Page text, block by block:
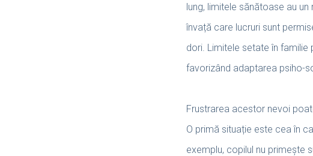
lung, limitele sănătoase au
învață care lucruri sunt
dori. Limitele setate în
favorizând adaptarea psiho-
Frustrarea acestor nevoi
O primă situație este cea în
exemplu, copilul nu primește